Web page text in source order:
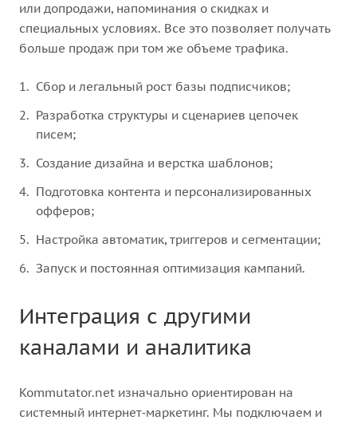
или допродажи, напоминания о скидках и
специальных условиях. Все это позволяет получать
больше продаж при том же объеме трафика.
Сбор и легальный рост базы подписчиков;
Разработка структуры и сценариев цепочек
писем;
Создание дизайна и верстка шаблонов;
Подготовка контента и персонализированных
офферов;
Настройка автоматик, триггеров и сегментации;
Запуск и постоянная оптимизация кампаний.
Интеграция с другими
каналами и аналитика
Kommutator.net изначально ориентирован на
системный интернет‑маркетинг. Мы подключаем и